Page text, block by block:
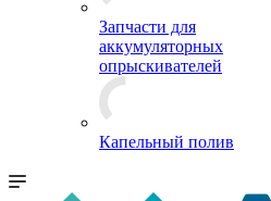
Запчасти для
аккумуляторных
опрыскивателей
Капельный полив